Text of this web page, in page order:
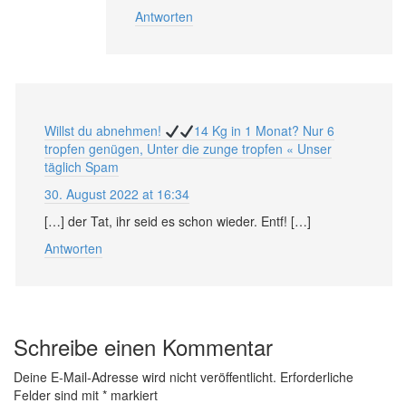
Antworten
Willst du abnehmen!
14 Kg in 1 Monat? Nur 6
tropfen genügen, Unter die zunge tropfen « Unser
täglich Spam
30. August 2022 at 16:34
[…] der Tat, ihr seid es schon wieder. Entf! […]
Antworten
Schreibe einen Kommentar
Deine E-Mail-Adresse wird nicht veröffentlicht. Erforderliche
Felder sind mit * markiert